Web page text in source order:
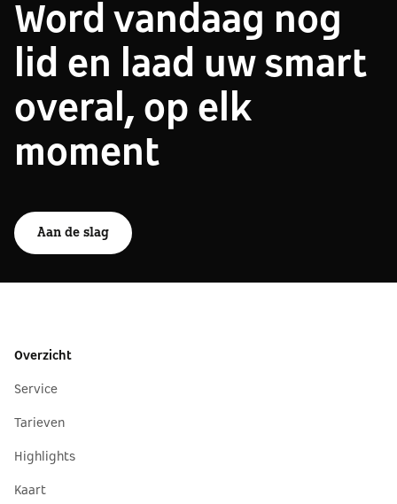
Word vandaag nog
lid en laad uw smart
overal, op elk
moment
Aan de slag
Overzicht
Service
Tarieven
Highlights
Kaart